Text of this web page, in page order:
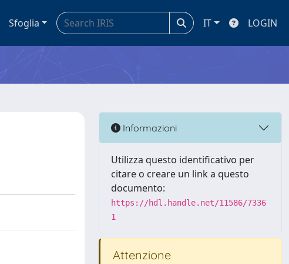
Sfoglia IT LOGIN
Informazioni
Utilizza questo identificativo per
citare o creare un link a questo
documento:
https://hdl.handle.net/11586/7336
1
Attenzione